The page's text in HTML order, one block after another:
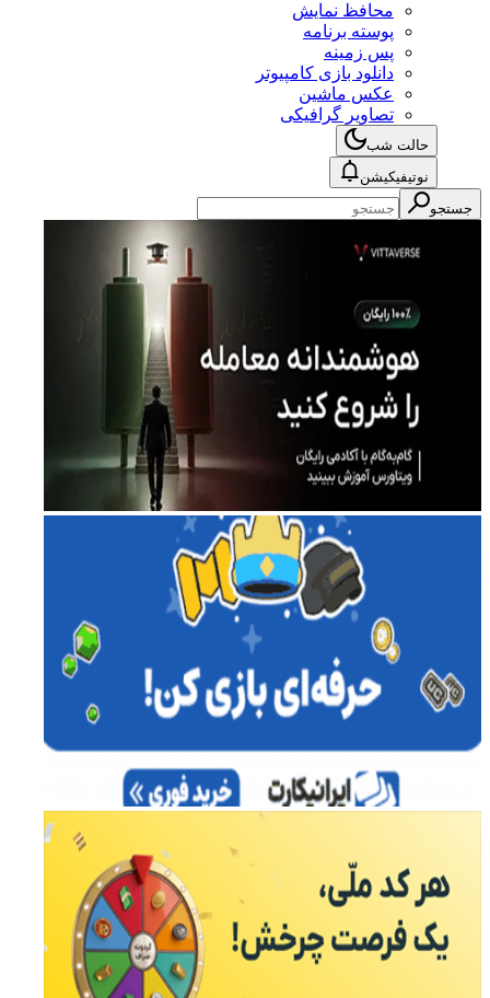
محافظ نمایش
پوسته برنامه
پس زمینه
دانلود بازی کامپیوتر
عکس ماشین
تصاویر گرافیکی
حالت شب
نوتیفیکیشن
جستجو